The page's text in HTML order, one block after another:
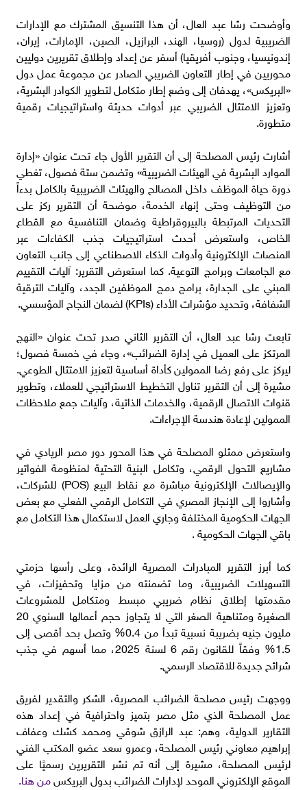
وأوضحت رشا عبد العال، أن هذا التنسيق المشترك مع الإدارات
الضريبية لدول (روسيا، الهند، البرازيل، الصين، الإمارات، إيران،
إندونيسيا، وجنوب أفريقيا) أسفر عن إعداد وإطلاق تقريرين دوليين
محوريين في إطار التعاون الضريبي الصادر عن مجموعة عمل دول
«البريكس»، يهدفان إلى وضع إطار متكامل لتطوير الكوادر البشرية،
وتعزيز الامتثال الضريبي عبر أدوات حديثة واستراتيجيات رقمية
متطورة.
أشارت رئيس المصلحة إلى أن التقرير الأول جاء تحت عنوان «إدارة
الموارد البشرية في الهيئات الضريبية» وتضمن ستة فصول، تغطي
دورة حياة الموظف داخل المصالح والهيئات الضريبية بالكامل بدءاً
من التوظيف وحتى إنهاء الخدمة، موضحة أن التقرير ركز على
التحديات المرتبطة بالبيروقراطية وضمان التنافسية مع القطاع
الخاص، واستعرض أحدث استراتيجيات جذب الكفاءات عبر
المنصات الإلكترونية وأدوات الذكاء الاصطناعي إلى جانب التعاون
مع الجامعات وبرامج التوعية. كما استعرض التقرير: آليات التقييم
المبني على الجدارة، برامج دمج الموظفين الجدد، وآليات الترقية
الشفافة، وتحديد مؤشرات الأداء (KPIs) لضمان النجاح المؤسسي.
تابعت رشا عبد العال، أن التقرير الثاني صدر تحت عنوان «النهج
المرتكز على العميل في إدارة الضرائب»، وجاء في خمسة فصول؛
ليركز على رفع رضا الممولين كأداة أساسية لتعزيز الامتثال الطوعي.
مشيرة إلى أن التقرير تناول التخطيط الاستراتيجي للعملاء، وتطوير
قنوات الاتصال الرقمية، والخدمات الذاتية، وآليات جمع ملاحظات
الممولين لإعادة هندسة الإجراءات.
واستعرض ممثلو المصلحة في هذا المحور دور مصر الريادي في
مشاريع التحول الرقمي، وتكامل البنية التحتية لمنظومة الفواتير
والإيصالات الإلكترونية مباشرة مع نقاط البيع (POS) للشركات،
وأشاروا إلى الإنجاز المصري في التكامل الرقمي الفعلي مع بعض
الجهات الحكومية المختلفة وجاري العمل لاستكمال هذا التكامل مع
باقي الجهات الحكومية .
كما أبرز التقرير المبادرات المصرية الرائدة، وعلى رأسها حزمتي
التسهيلات الضريبية، وما تضمنته من مزايا وتحفيزات، في
مقدمتها إطلاق نظام ضريبي مبسط ومتكامل للمشروعات
الصغيرة ومتناهية الصغر التي لا يتجاوز حجم أعمالها السنوي 20
مليون جنيه بضريبة نسبية تبدأ من 0.4% وتصل بحد أقصى إلى
1.5% وفقاً للقانون رقم 6 لسنة 2025، مما أسهم في جذب
شرائح جديدة للاقتصاد الرسمي.
ووجهت رئيس مصلحة الضرائب المصرية، الشكر والتقدير لفريق
عمل المصلحة الذي مثل مصر بتميز واحترافية في إعداد هذه
التقارير الدولية، وهم: عبد الرازق شوقي ومحمد كشك وعفاف
إبراهيم معاوني رئيس المصلحة، وعمرو سعد عضو المكتب الفني
لرئيس المصلحة، مشيرة إلى أنه تم نشر التقريرين رسميًا على
الموقع الإلكتروني الموحد لإدارات الضرائب بدول البريكسمن هنا.